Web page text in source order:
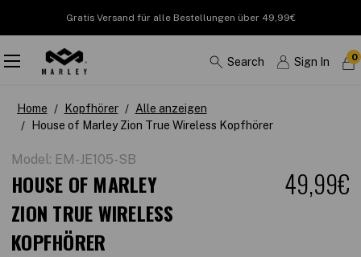
Gratis Versand für alle Bestellungen über 49,99€
Search Sign In 0
Home Kopfhörer
Alle anzeigen
House of Marley Zion True Wireless Kopfhörer
Model: EM-JE105-SB
HOUSE OF MARLEY
ZION TRUE WIRELESS
KOPFHÖRER
49,99€